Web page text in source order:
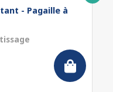
- Pagaille à